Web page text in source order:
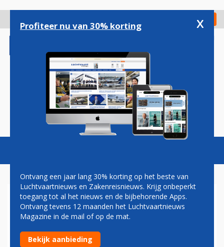
gaan
Check in
Magazine Podcasts Vacatures
GROENLINKS WIL VIA
AMSTERDAM LELYSTAD
AIRPORT BOYCOTTEN
Profiteer nu van 30% korting x
Ontvang een jaar lang 30% korting op het beste van
Luchtvaartnieuws en Zakenreisnieuws. Krijg onbeperkt
toegang tot al het nieuws en de bijbehorende Apps.
Ontvang tevens 12 maanden het Luchtvaartnieuws
Magazine in de mail of op de mat.
Bekijk aanbieding